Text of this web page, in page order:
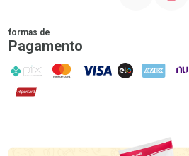
formas de
Pagamento
PIX MasterCard
VISA ELO AMEX
Hipercard
Promoção em